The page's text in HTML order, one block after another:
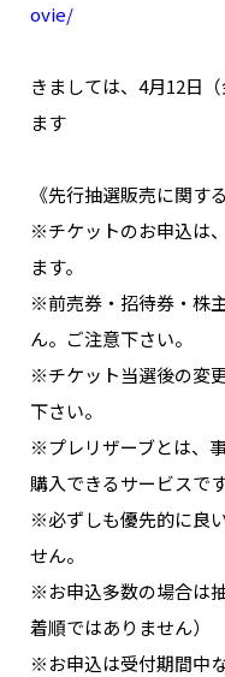
ovie/
※チケット
きましては、4月12日
ます
《先行抽選販売に関す
※チケットのお申込は
ます。
※前売券・招待券・株
ん。ご注意下さい。
※チケット当選後の変
下さい。
※プレリザーブとは、
購入できるサービスです
※必ずしも優先的に良
せん。
※お申込多数の場合は
着順ではありません）
※お申込は受付期間中